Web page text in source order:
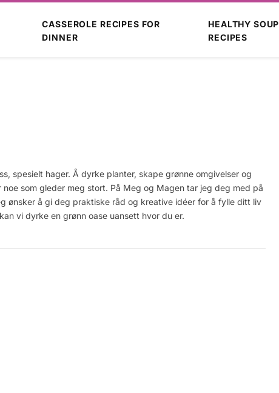
CASSEROLE RECIPES FOR
DINNER
HEALTHY SOUP
RECIPES
spesielt hager. Å dyrke planter, skape grønne omgivelser og
som gleder meg stort. På Meg og Magen tar jeg deg med på
ønsker å gi deg praktiske råd og kreative idéer for å fylle ditt liv
vi dyrke en grønn oase uansett hvor du er.